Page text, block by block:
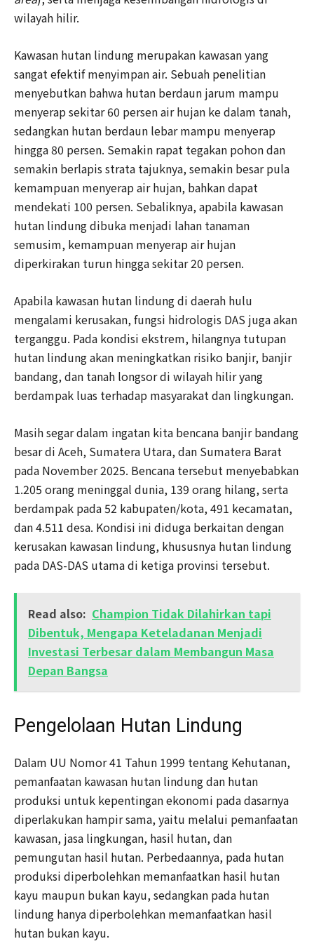
wilayah hilir.
Kawasan hutan lindung merupakan kawasan yang
sangat efektif menyimpan air. Sebuah penelitian
menyebutkan bahwa hutan berdaun jarum mampu
menyerap sekitar 60 persen air hujan ke dalam tanah,
sedangkan hutan berdaun lebar mampu menyerap
hingga 80 persen. Semakin rapat tegakan pohon dan
semakin berlapis strata tajuknya, semakin besar pula
kemampuan menyerap air hujan, bahkan dapat
mendekati 100 persen. Sebaliknya, apabila kawasan
hutan lindung dibuka menjadi lahan tanaman
semusim, kemampuan menyerap air hujan
diperkirakan turun hingga sekitar 20 persen.
Apabila kawasan hutan lindung di daerah hulu
mengalami kerusakan, fungsi hidrologis DAS juga akan
terganggu. Pada kondisi ekstrem, hilangnya tutupan
hutan lindung akan meningkatkan risiko banjir, banjir
bandang, dan tanah longsor di wilayah hilir yang
berdampak luas terhadap masyarakat dan lingkungan.
Masih segar dalam ingatan kita bencana banjir bandang
besar di Aceh, Sumatera Utara, dan Sumatera Barat
pada November 2025. Bencana tersebut menyebabkan
1.205 orang meninggal dunia, 139 orang hilang, serta
berdampak pada 52 kabupaten/kota, 491 kecamatan,
dan 4.511 desa. Kondisi ini diduga berkaitan dengan
kerusakan kawasan lindung, khususnya hutan lindung
pada DAS-DAS utama di ketiga provinsi tersebut.
Read also: Champion Tidak Dilahirkan tapi
Dibentuk, Mengapa Keteladanan Menjadi
Investasi Terbesar dalam Membangun Masa
Depan Bangsa
Pengelolaan Hutan Lindung
Dalam UU Nomor 41 Tahun 1999 tentang Kehutanan,
pemanfaatan kawasan hutan lindung dan hutan
produksi untuk kepentingan ekonomi pada dasarnya
diperlakukan hampir sama, yaitu melalui pemanfaatan
kawasan, jasa lingkungan, hasil hutan, dan
pemungutan hasil hutan. Perbedaannya, pada hutan
produksi diperbolehkan memanfaatkan hasil hutan
kayu maupun bukan kayu, sedangkan pada hutan
lindung hanya diperbolehkan memanfaatkan hasil
hutan bukan kayu.